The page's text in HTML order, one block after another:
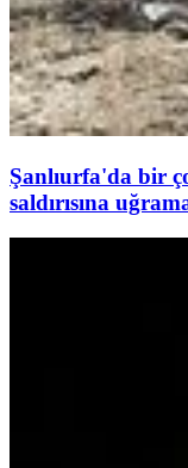
Şanlıurfa'da bir
saldırısına